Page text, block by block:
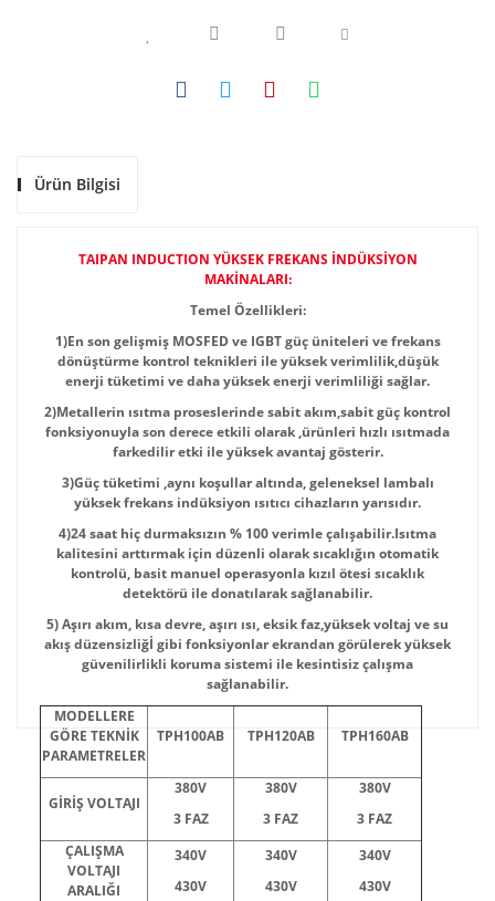
Ürün Bilgisi
TAIPAN INDUCTION YÜKSEK FREKANS İNDÜKSİYON
MAKİNALARI:
Temel Özellikleri:
1)En son gelişmiş MOSFED ve IGBT güç üniteleri ve frekans
dönüştürme kontrol teknikleri ile yüksek verimlilik,düşük
enerji tüketimi ve daha yüksek enerji verimliliği sağlar.
2)Metallerin ısıtma proseslerinde sabit akım,sabit güç kontrol
fonksiyonuyla son derece etkili olarak ,ürünleri hızlı ısıtmada
farkedilir etki ile yüksek avantaj gösterir.
3)Güç tüketimi ,aynı koşullar altında, geleneksel lambalı
yüksek frekans indüksiyon ısıtıcı cihazların yarısıdır.
4)24 saat hiç durmaksızın % 100 verimle çalışabilir.Isıtma
kalitesini arttırmak için düzenli olarak sıcaklığın otomatik
kontrolü, basit manuel operasyonla kızıl ötesi sıcaklık
detektörü ile donatılarak sağlanabilir.
5)Aşırı akım, kısa devre, aşırı ısı, eksik faz,yüksek voltaj ve su
akış düzensizliğİ gibi fonksiyonlar ekrandan görülerek yüksek
güvenilirlikli koruma sistemi ile kesintisiz çalışma
sağlanabilir.
MODELLERE
GÖRE TEKNİK
PARAMETRELER
TPH100AB TPH120AB TPH160AB
GİRİŞ VOLTAJI
380V
3 FAZ
380V
3 FAZ
380V
3 FAZ
ÇALIŞMA
VOLTAJI
ARALIĞI
340V
430V
340V
430V
340V
430V